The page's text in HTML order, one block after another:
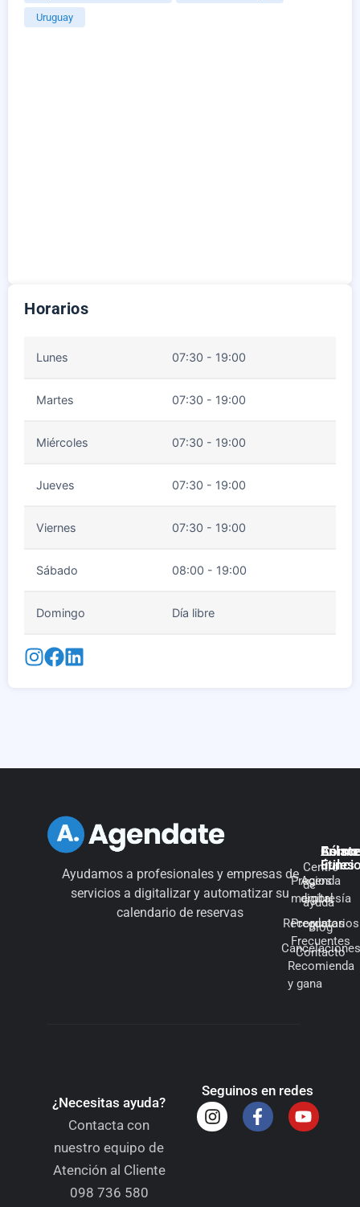
Uruguay
Horarios
Lunes 07:30 - 19:00
Martes 07:30 - 19:00
Miércoles 07:30 - 19:00
Jueves 07:30 - 19:00
Viernes 07:30 - 19:00
Sábado 08:00 - 19:00
Domingo Día libre
Ayudamos a profesionales y empresas de
servicios a digitalizar y automatizar su
calendario de reservas
Cómo
Agenda
digital
Recordatorios
Cancelaciones
útiles
Precios
membresía
Preguntas
Frecuentes
Recomienda
y gana
Centro
de
ayuda
Blog
Contacto
¿Necesitas ayuda?
Contacta con
nuestro equipo de
Atención al Cliente
098 736 580
Seguinos en redes